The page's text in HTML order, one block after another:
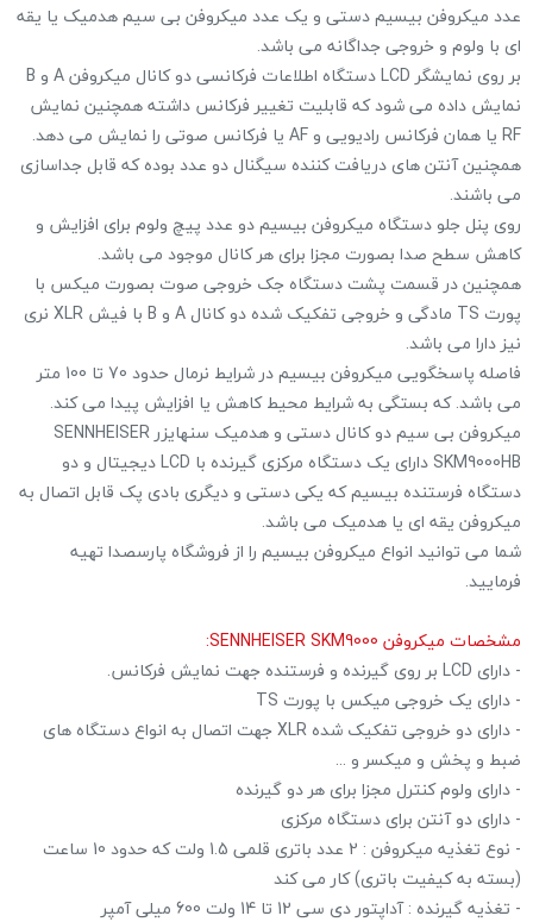
عدد میکروفن بیسیم دستی و یک عدد میکروفن بی سیم هدمیک یا یقه
ای با ولوم و خروجی جداگانه می باشد.
بر روی نمایشگر LCD دستگاه اطلاعات فرکانسی دو کانال میکروفن A و B
نمایش داده می شود که قابلیت تغییر فرکانس داشته همچنین نمایش
RF یا همان فرکانس رادیویی و AF یا فرکانس صوتی را نمایش می دهد.
همچنین آنتن های دریافت کننده سیگنال دو عدد بوده که قابل جداسازی
می باشند.
روی پنل جلو دستگاه میکروفن بیسیم دو عدد پیچ ولوم برای افزایش و
کاهش سطح صدا بصورت مجزا برای هر کانال موجود می باشد.
همچنین در قسمت پشت دستگاه جک خروجی صوت بصورت میکس با
پورت TS مادگی و خروجی تفکیک شده دو کانال A و B با فیش XLR نری
نیز دارا می باشد.
فاصله پاسخگویی میکروفن بیسیم در شرایط نرمال حدود 70 تا 100 متر
می باشد. که بستگی به شرایط محیط کاهش یا افزایش پیدا می کند.
میکروفن بی سیم دو کانال دستی و هدمیک سنهایزر SENNHEISER
SKM9000HB دارای یک دستگاه مرکزی گیرنده با LCD دیجیتال و دو
دستگاه فرستنده بیسیم که یکی دستی و دیگری بادی پک قابل اتصال به
میکروفن یقه ای یا هدمیک می باشد.
شما می توانید انواع میکروفن بیسیم را از فروشگاه پارسصدا تهیه
فرمایید.
مشخصات میکروفن SENNHEISER SKM9000:
- دارای LCD بر روی گیرنده و فرستنده جهت نمایش فرکانس.
- دارای یک خروجی میکس با پورت TS
- دارای دو خروجی تفکیک شده XLR جهت اتصال به انواع دستگاه های
ضبط و پخش و میکسر و ...
- دارای ولوم کنترل مجزا برای هر دو گیرنده
- دارای دو آنتن برای دستگاه مرکزی
- نوع تغذیه میکروفن : 2 عدد باتری قلمی 1.5 ولت که حدود 10 ساعت
(بسته به کیفیت باتری) کار می کند
- تغذیه گیرنده : آداپتور دی سی 12 تا 14 ولت 600 میلی آمپر